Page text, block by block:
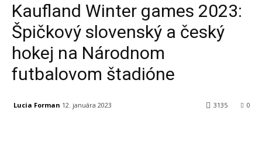
Kaufland Winter games 2023:
Špičkový slovenský a český
hokej na Národnom
futbalovom štadióne
Lucia Forman 12. januára 2023 0
3135